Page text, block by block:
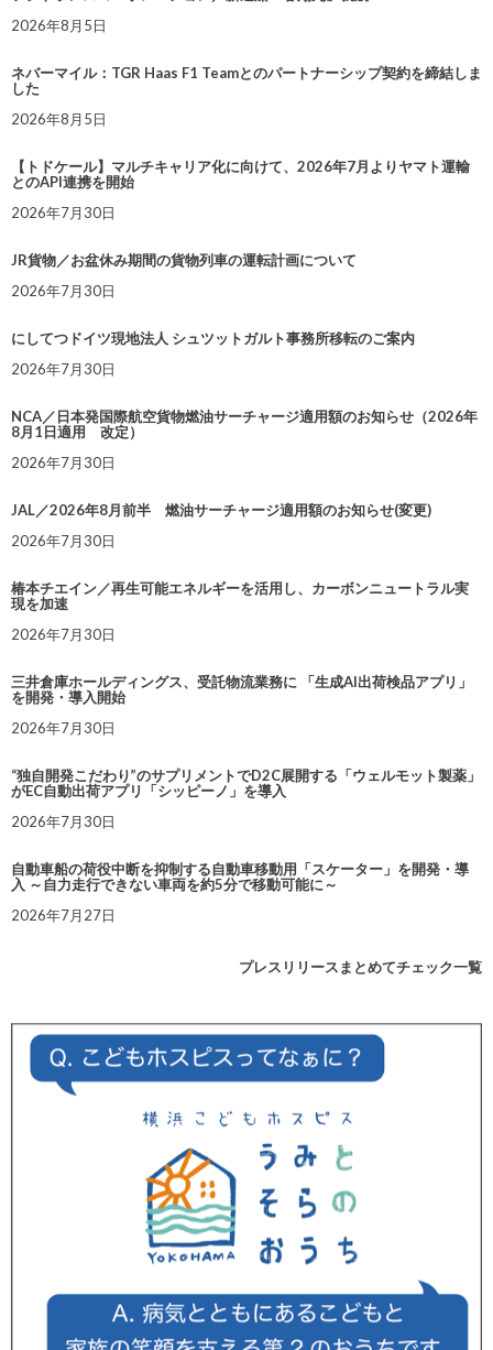
2026年8月5日
ネバーマイル：TGR Haas F1 Teamとのパートナーシップ契約を締結しま
した
2026年8月5日
【トドケール】マルチキャリア化に向けて、2026年7月よりヤマト運輸
とのAPI連携を開始
2026年7月30日
JR貨物／お盆休み期間の貨物列車の運転計画について
2026年7月30日
にしてつドイツ現地法人 シュツットガルト事務所移転のご案内
2026年7月30日
NCA／日本発国際航空貨物燃油サーチャージ適用額のお知らせ（2026年
8月1日適用 改定）
2026年7月30日
JAL／2026年8月前半 燃油サーチャージ適用額のお知らせ(変更)
2026年7月30日
椿本チエイン／再生可能エネルギーを活用し、カーボンニュートラル実
現を加速
2026年7月30日
三井倉庫ホールディングス、受託物流業務に 「生成AI出荷検品アプリ」
を開発・導入開始
2026年7月30日
“独自開発こだわり”のサプリメントでD2C展開する「ウェルモット製薬」
がEC自動出荷アプリ「シッピーノ」を導入
2026年7月30日
自動車船の荷役中断を抑制する自動車移動用「スケーター」を開発・導
入 ～自力走行できない車両を約5分で移動可能に～
2026年7月27日
プレスリリースまとめてチェック一覧